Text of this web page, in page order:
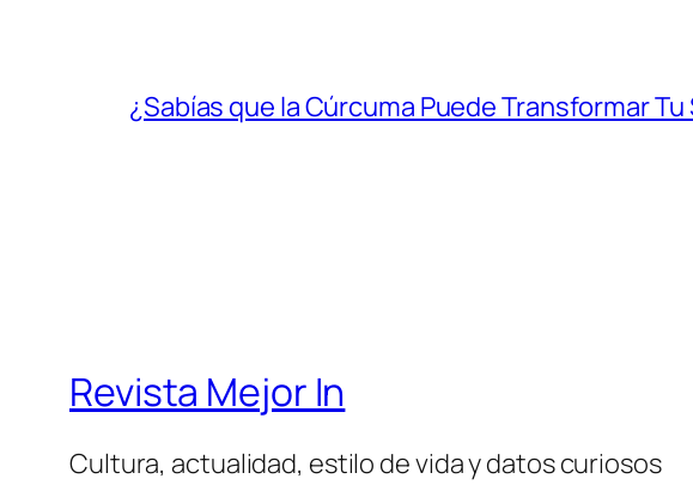
¿Sabías que la Cúrcuma Puede Transformar Tu
Revista Mejor In
Cultura, actualidad, estilo de vida y datos curiosos